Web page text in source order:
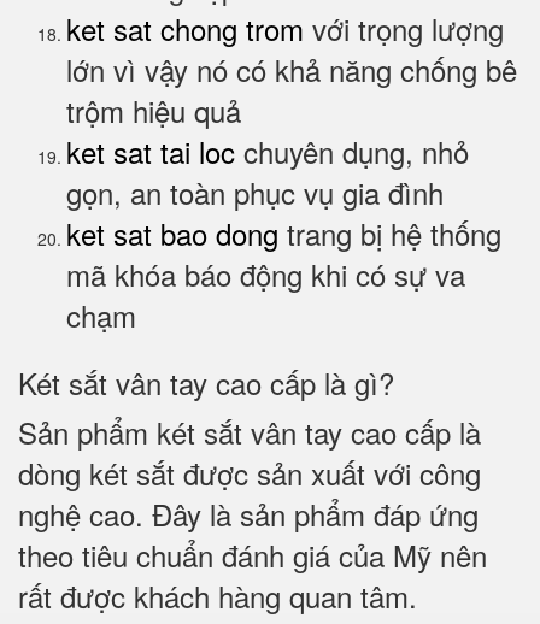
ket sat chong trom với trọng lượng
lớn vì vậy nó có khả năng chống bê
trộm hiệu quả
ket sat tai loc chuyên dụng, nhỏ
gọn, an toàn phục vụ gia đình
ket sat bao dong trang bị hệ thống
mã khóa báo động khi có sự va
chạm
Két sắt vân tay cao cấp là gì?
Sản phẩm két sắt vân tay cao cấp là
dòng két sắt được sản xuất với công
nghệ cao. Đây là sản phẩm đáp ứng
theo tiêu chuẩn đánh giá của Mỹ nên
rất được khách hàng quan tâm.